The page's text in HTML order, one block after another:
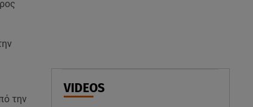
Ανακάλυψε ξανά τη δύναμή
VIDEOS
την